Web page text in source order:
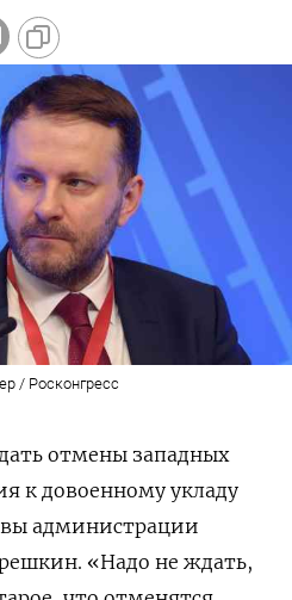
/ Росконгресс
отмены западных
к довоенному укладу
администрации
«Надо не ждать,